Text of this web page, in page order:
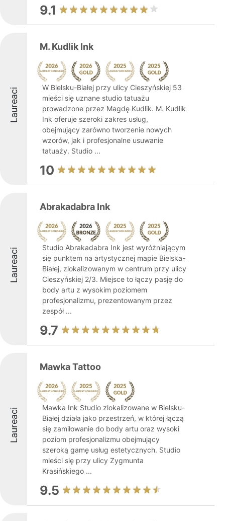
9.1
Laureaci
M. Kudlik Ink
W Bielsku-Białej przy ulicy Cieszyńskiej 53
mieści się uznane studio tatuażu
prowadzone przez Magdę Kudlik. M. Kudlik
Ink oferuje szeroki zakres usług,
obejmujący zarówno tworzenie nowych
wzorów, jak i profesjonalne usuwanie
tatuaży. Studio ...
10
Laureaci
Abrakadabra Ink
Studio Abrakadabra Ink jest wyróżniającym
się punktem na artystycznej mapie Bielska-
Białej, zlokalizowanym w centrum przy ulicy
Cieszyńskiej 2/3. Miejsce to łączy pasję do
body artu z wysokim poziomem
profesjonalizmu, prezentowanym przez
zespół ...
9.7
Laureaci
Mawka Tattoo
Mawka Ink Studio zlokalizowane w Bielsku-
Białej działa jako przestrzeń, w której łączą
się zamiłowanie do body artu oraz wysoki
poziom profesjonalizmu obejmujący
szeroką gamę usług estetycznych. Studio
mieści się przy ulicy Zygmunta
Krasińskiego ...
9.5